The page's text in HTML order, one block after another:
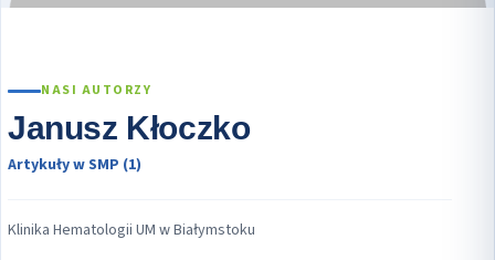
NASI AUTORZY
Janusz Kłoczko
Artykuły w SMP (1)
Klinika Hematologii UM w Białymstoku